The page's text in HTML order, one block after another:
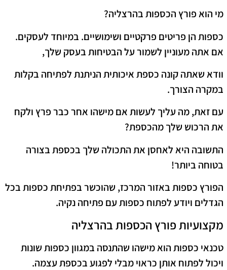
מי הוא פורץ הכספות בהרצליה?
כספות הן פריטים פרקטיים ושימושיים. במיוחד לעסקים.
אם אתה מעוניין לשמור על הבטיחות בעסק שלך,
וודא שאתה קונה כספת איכותית הניתנת לפתיחה בקלות
במקרה הצורך.
עם זאת, מה עליך לעשות אם מישהו אחר כבר פרץ ולקח
את הרכוש שלך מהכספת?
התשובה היא לאחסן את התכולה שלך בכספת בצורה
בטוחה ביותר!
הפורץ כספות באזור המרכז, שהוכשר בפתיחת כספות בכל
הגדלים ויודע לפתוח כספות עם פתיחה נקיה.
מקצועיות פורץ הכספות בהרצליה
טכנאי כספות הוא מישהו שהתנסה במגוון כספות שונות
ויכול לפתוח אותן כראוי מבלי לפגוע בכספת עצמה.